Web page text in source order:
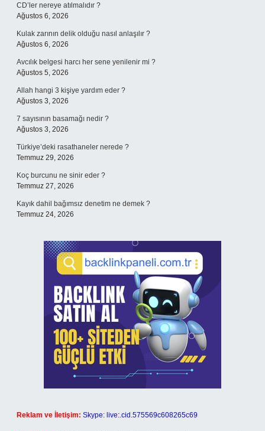
CD’ler nereye atılmalıdır ?
Ağustos 6, 2026
Kulak zarının delik olduğu nasıl anlaşılır ?
Ağustos 6, 2026
Avcılık belgesi harcı her sene yenilenir mi ?
Ağustos 5, 2026
Allah hangi 3 kişiye yardım eder ?
Ağustos 3, 2026
7 sayısının basamağı nedir ?
Ağustos 3, 2026
Türkiye’deki rasathaneler nerede ?
Temmuz 29, 2026
Koç burcunu ne sinir eder ?
Temmuz 27, 2026
Kayık dahil bağımsız denetim ne demek ?
Temmuz 24, 2026
Reklam ve İletişim: Skype: live:.cid.575569c608265c69